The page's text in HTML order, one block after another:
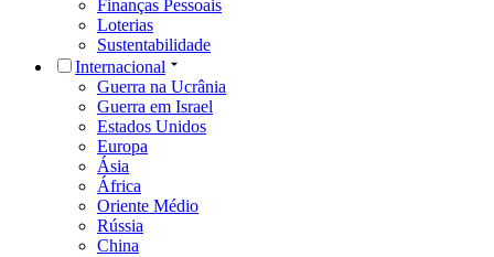
Finanças Pessoais
Loterias
Sustentabilidade
Internacional
Guerra na Ucrânia
Guerra em Israel
Estados Unidos
Europa
Ásia
África
Oriente Médio
Rússia
China